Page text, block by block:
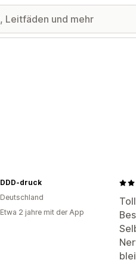
DDD-druck
Deutschland
Etwa 2 jahre mit der App